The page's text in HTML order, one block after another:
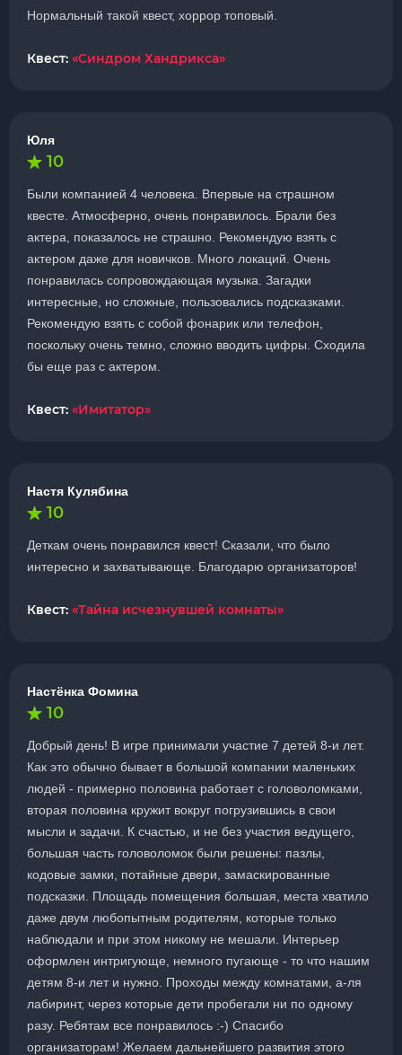
Нормальный такой квест, хоррор топовый.
Квест: «Синдром Хандрикса»
Юля
10
Были компанией 4 человека. Впервые на страшном
квесте. Атмосферно, очень понравилось. Брали без
актера, показалось не страшно. Рекомендую взять с
актером даже для новичков. Много локаций. Очень
понравилась сопровождающая музыка. Загадки
интересные, но сложные, пользовались подсказками.
Рекомендую взять с собой фонарик или телефон,
поскольку очень темно, сложно вводить цифры. Сходила
бы еще раз с актером.
Квест: «Имитатор»
Настя Кулябина
10
Деткам очень понравился квест! Сказали, что было
интересно и захватывающе. Благодарю организаторов!
Квест: «Тайна исчезнувшей комнаты»
Настёнка Фомина
10
Добрый день! В игре принимали участие 7 детей 8-и лет.
Как это обычно бывает в большой компании маленьких
людей - примерно половина работает с головоломками,
вторая половина кружит вокруг погрузившись в свои
мысли и задачи. К счастью, и не без участия ведущего,
большая часть головоломок были решены: пазлы,
кодовые замки, потайные двери, замаскированные
подсказки. Площадь помещения большая, места хватило
даже двум любопытным родителям, которые только
наблюдали и при этом никому не мешали. Интерьер
оформлен интригующе, немного пугающе - то что нашим
детям 8-и лет и нужно. Проходы между комнатами, а-ля
лабиринт, через которые дети пробегали ни по одному
разу. Ребятам все понравилось :-) Спасибо
организаторам! Желаем дальнейшего развития этого